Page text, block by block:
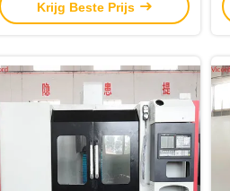
Krijg Beste Prijs